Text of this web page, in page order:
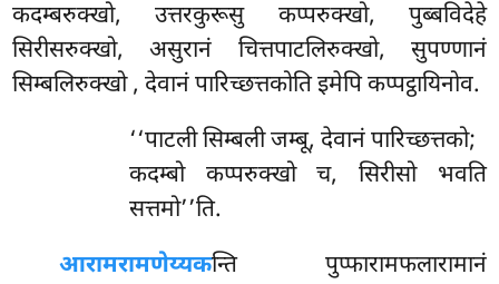
कदम्बरुक्खो, उत्तरकुरूसु कप्परुक्खो, पुब्बविदेहे
सिरीसरुक्खो, असुरानं चित्तपाटलिरुक्खो, सुपण्णानं
सिम्बलिरुक्खो, देवानं पारिच्छत्तकोति इमेपि कप्पट्ठायिनोव.
‘‘पाटली सिम्बली जम्बू, देवानं पारिच्छत्तको;
कदम्बो कप्परुक्खो च, सिरीसो भवति
सत्तमो’’ति.
आरामरामणेय्यकन्ति पुप्फारामफलारामानं